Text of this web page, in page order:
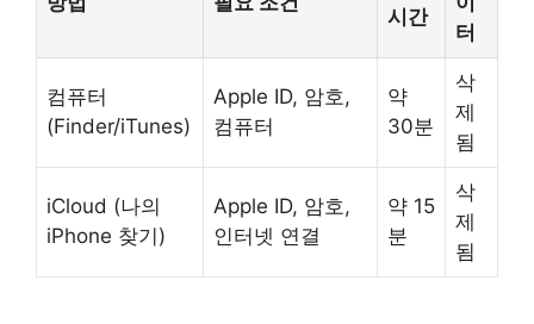
시간
터
컴퓨터
(Finder/iTunes)
Apple ID, 암호,
컴퓨터
약
30분
삭
제
됨
iCloud (나의
iPhone 찾기)
Apple ID, 암호,
인터넷 연결
약 15
분
삭
제
됨